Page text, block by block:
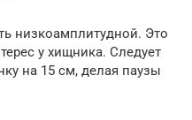
низкоамплитудной. Это
у хищника. Следует
на 15 см, делая паузы